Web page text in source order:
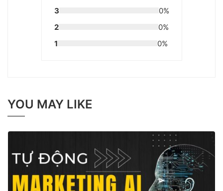
3
0%
2
0%
1
0%
YOU MAY LIKE